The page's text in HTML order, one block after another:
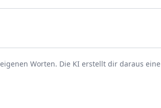
Worten. Die KI erstellt dir daraus eine